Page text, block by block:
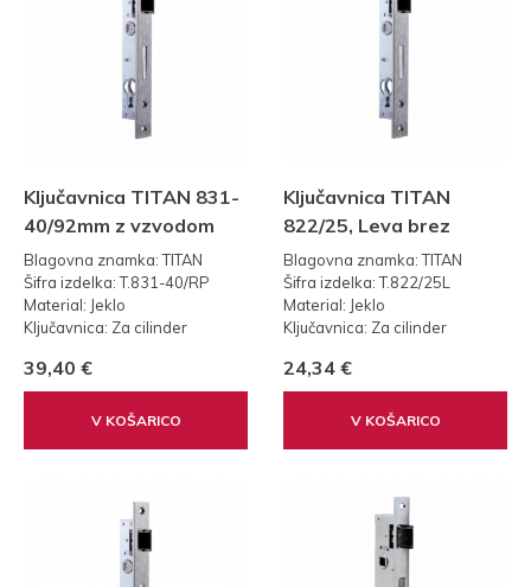
Ključavnica TITAN 831-
40/92mm z vzvodom
Blagovna znamka: TITAN
Šifra izdelka: T.831-40/RP
Material: Jeklo
Ključavnica: Za cilinder
Standard: 92
39,40 €
V KOŠARICO
Ključavnica TITAN
822/25, Leva brez
vzvoda
Blagovna znamka: TITAN
Šifra izdelka: T.822/25L
Material: Jeklo
Ključavnica: Za cilinder
24,34 €
V KOŠARICO